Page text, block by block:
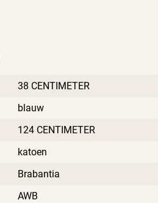
38 CENTIMETER
blauw
124 CENTIMETER
katoen
Brabantia
AWB